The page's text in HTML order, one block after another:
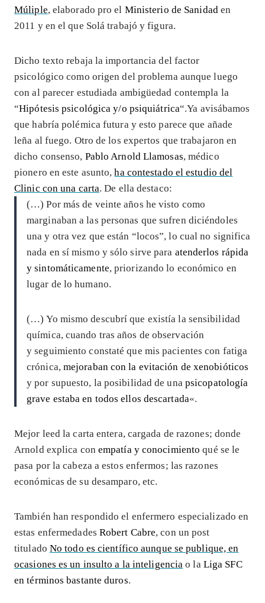
Múliple, elaborado pro el Ministerio de Sanidad en
2011 y en el que Solá trabajó y figura.
Dicho texto rebaja la importancia del factor
psicológico como origen del problema aunque luego
con al parecer estudiada ambigüedad contempla la
“Hipótesis psicológica y/o psiquiátrica“.Ya avisábamos
que habría polémica futura y esto parece que añade
leña al fuego. Otro de los expertos que trabajaron en
dicho consenso, Pablo Arnold Llamosas, médico
pionero en este asunto,ha contestado el estudio del
Clinic con una carta. De ella destaco:
(…) Por más de veinte años he visto como
marginaban a las personas que sufren diciéndoles
una y otra vez que están “locos”, lo cual no significa
nada en sí mismo y sólo sirve para atenderlos rápida
y sintomáticamente, priorizando lo económico en
lugar de lo humano.
(…) Yo mismo descubrí que existía la sensibilidad
química, cuando tras años de observación
y seguimiento constaté que mis pacientes con fatiga
crónica, mejoraban con la evitación de xenobióticos
y por supuesto, la posibilidad de una psicopatología
grave estaba en todos ellos descartada«.
Mejor leed la carta entera, cargada de razones; donde
Arnold explica con empatía y conocimiento qué se le
pasa por la cabeza a estos enfermos; las razones
económicas de su desamparo, etc.
También han respondido el enfermero especializado en
estas enfermedades Robert Cabre, con un post
titulado No todo es científico aunque se publique, en
ocasiones es un insulto a la inteligencia o la Liga SFC
en términos bastante duros.